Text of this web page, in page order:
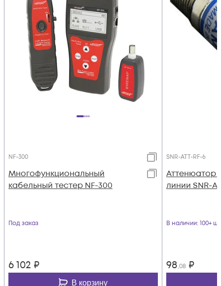
NF-300
Многофункциональный
кабельный тестер NF-300
Под заказ
6 102 ₽
В корзину
SNR-ATT-RF-6
Аттенюатор
линии SNR-
В наличии: 100+ шт
98,08 ₽